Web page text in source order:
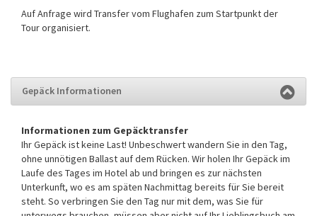
Auf Anfrage wird Transfer vom Flughafen zum Startpunkt der
Tour organisiert.
Gepäck Informationen
Informationen zum Gepäcktransfer
Ihr Gepäck ist keine Last! Unbeschwert wandern Sie in den Tag,
ohne unnötigen Ballast auf dem Rücken. Wir holen Ihr Gepäck im
Laufe des Tages im Hotel ab und bringen es zur nächsten
Unterkunft, wo es am späten Nachmittag bereits für Sie bereit
steht. So verbringen Sie den Tag nur mit dem, was Sie für